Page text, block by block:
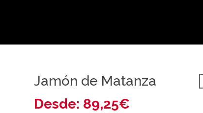
Jamón de Matanza
Desde: 89,25€